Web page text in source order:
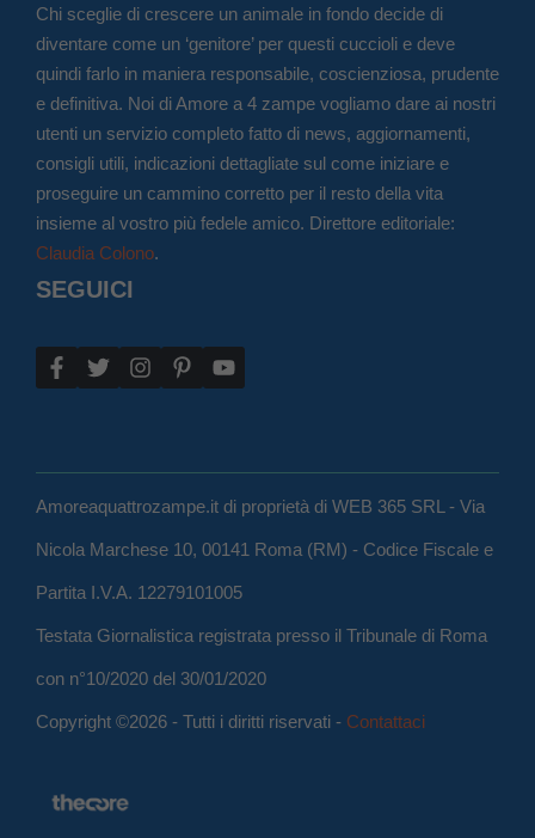
Chi sceglie di crescere un animale in fondo decide di
diventare come un ‘genitore’ per questi cuccioli e deve
quindi farlo in maniera responsabile, coscienziosa, prudente
e definitiva. Noi di Amore a 4 zampe vogliamo dare ai nostri
utenti un servizio completo fatto di news, aggiornamenti,
consigli utili, indicazioni dettagliate sul come iniziare e
proseguire un cammino corretto per il resto della vita
insieme al vostro più fedele amico. Direttore editoriale:
Claudia Colono.
SEGUICI
Amoreaquattrozampe.it di proprietà di WEB 365 SRL - Via
Nicola Marchese 10, 00141 Roma (RM) - Codice Fiscale e
Partita I.V.A. 12279101005
Testata Giornalistica registrata presso il Tribunale di Roma
con n°10/2020 del 30/01/2020
Copyright ©2026 - Tutti i diritti riservati - Contattaci